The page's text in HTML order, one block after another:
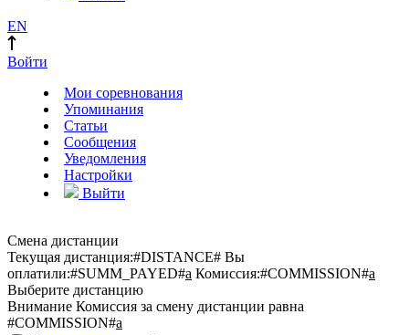
EN
Войти
Мои соревнования
Упоминания
Статьи
Сообщения
Уведомления
Настройки
Выйти
Смена дистанции
Текущая дистанция:#DISTANCE# Вы
оплатили:#SUMM_PAYED#a Комиссия:#COMMISSION#a
Выберите дистанцию
Внимание Комиссия за смену дистанции равна
#COMMISSION#a